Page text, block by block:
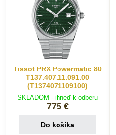
Tissot PRX Powermatic 80
T137.407.11.091.00
(T1374071109100)
SKLADOM - ihneď k odberu
775 €
Do košíka